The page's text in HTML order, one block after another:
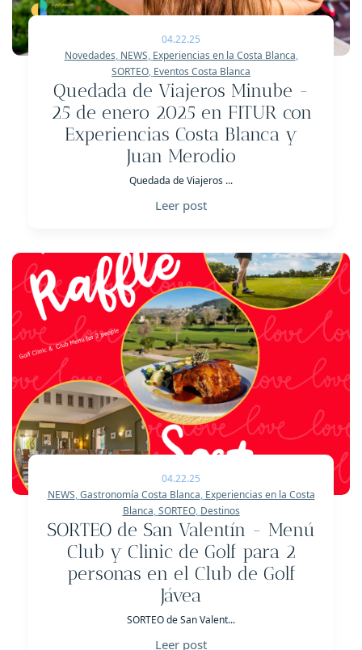
04.22.25
Novedades, NEWS, Experiencias en la Costa Blanca,
SORTEO, Eventos Costa Blanca
Quedada de Viajeros Minube -
25 de enero 2025 en FITUR con
Experiencias Costa Blanca y
Juan Merodio
Quedada de Viajeros ...
Leer post
04.22.25
NEWS,Gastronomía Costa Blanca, Experiencias en la Costa
Blanca,SORTEO, Destinos
SORTEO de San Valentín - Menú
Club y Clinic de Golf para 2
personas en el Club de Golf
Jávea
SORTEO de San Valent...
Leer post